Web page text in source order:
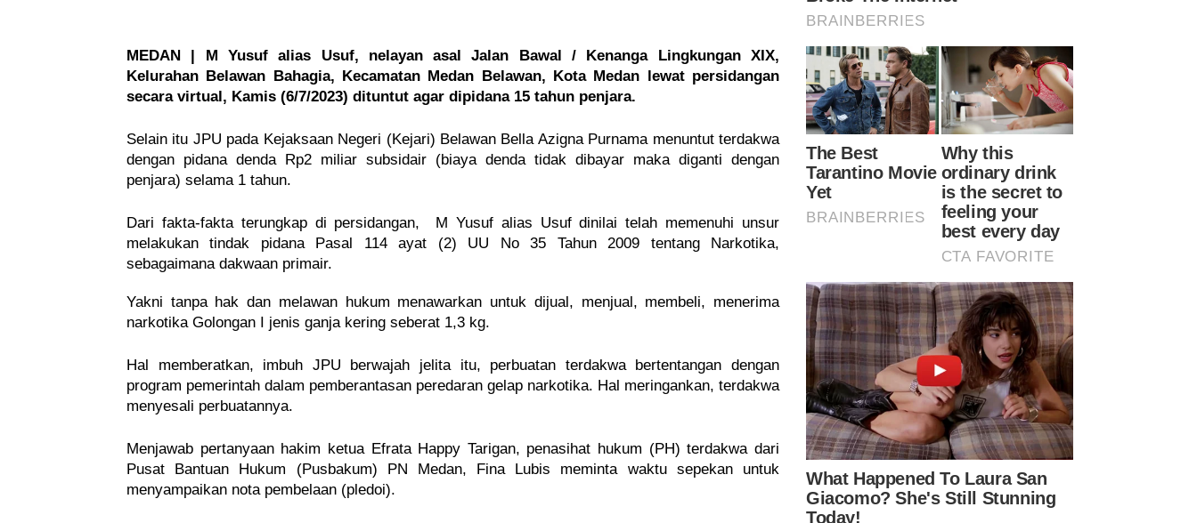
MEDAN | M Yusuf alias Usuf, nelayan asal Jalan Bawal / Kenanga Lingkungan XIX,
Kelurahan Belawan Bahagia, Kecamatan Medan Belawan, Kota Medan lewat persidangan
secara virtual, Kamis (6/7/2023) dituntut agar dipidana 15 tahun penjara.
Selain itu JPU pada Kejaksaan Negeri (Kejari) Belawan Bella Azigna Purnama menuntut terdakwa
dengan pidana denda Rp2 miliar subsidair (biaya denda tidak dibayar maka diganti dengan
penjara) selama 1 tahun.
Dari fakta-fakta terungkap di persidangan, M Yusuf alias Usuf dinilai telah memenuhi unsur
melakukan tindak pidana Pasal 114 ayat (2) UU No 35 Tahun 2009 tentang Narkotika,
sebagaimana dakwaan primair.
Yakni tanpa hak dan melawan hukum menawarkan untuk dijual, menjual, membeli, menerima
narkotika Golongan I jenis ganja kering seberat 1,3 kg.
Hal memberatkan, imbuh JPU berwajah jelita itu, perbuatan terdakwa bertentangan dengan
program pemerintah dalam pemberantasan peredaran gelap narkotika. Hal meringankan, terdakwa
menyesali perbuatannya.
Menjawab pertanyaan hakim ketua Efrata Happy Tarigan, penasihat hukum (PH) terdakwa dari
Pusat Bantuan Hukum (Pusbakum) PN Medan, Fina Lubis meminta waktu sepekan untuk
menyampaikan nota pembelaan (pledoi).